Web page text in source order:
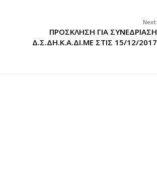
Next:
ΠΡΟΣΚΛΗΣΗ ΓΙΑ ΣΥΝΕΔΡΙΑΣΗ
Δ.Σ.ΔΗ.Κ.Α.ΔΙ.ΜΕ ΣΤΙΣ 15/12/2017